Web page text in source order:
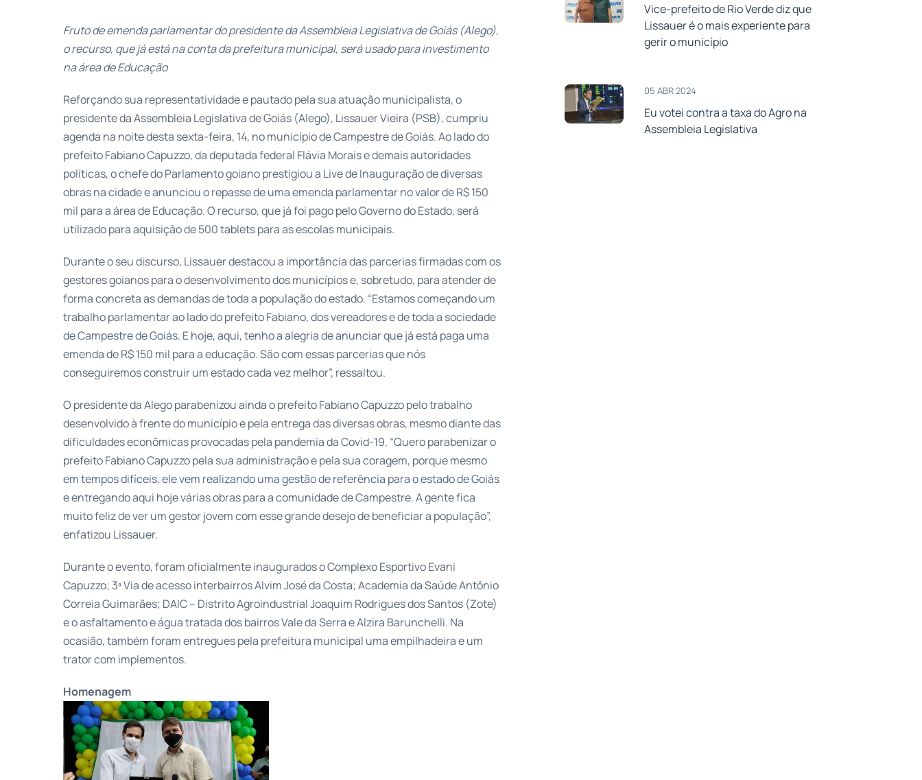
Fruto de emenda parlamentar do presidente da Assembleia Legislativa de Goiás (Alego),
o recurso, que já está na conta da prefeitura municipal, será usado para investimento
na área de Educação
Reforçando sua representatividade e pautado pela sua atuação municipalista, o
presidente da Assembleia Legislativa de Goiás (Alego), Lissauer Vieira (PSB), cumpriu
agenda na noite desta sexta-feira, 14, no município de Campestre de Goiás. Ao lado do
prefeito Fabiano Capuzzo, da deputada federal Flávia Morais e demais autoridades
políticas, o chefe do Parlamento goiano prestigiou a Live de Inauguração de diversas
obras na cidade e anunciou o repasse de uma emenda parlamentar no valor de R$ 150
mil para a área de Educação. O recurso, que já foi pago pelo Governo do Estado, será
utilizado para aquisição de 500 tablets para as escolas municipais.
Durante o seu discurso, Lissauer destacou a importância das parcerias firmadas com os
gestores goianos para o desenvolvimento dos municípios e, sobretudo, para atender de
forma concreta as demandas de toda a população do estado. “Estamos começando um
trabalho parlamentar ao lado do prefeito Fabiano, dos vereadores e de toda a sociedade
de Campestre de Goiás. E hoje, aqui, tenho a alegria de anunciar que já está paga uma
emenda de R$ 150 mil para a educação. São com essas parcerias que nós
conseguiremos construir um estado cada vez melhor”, ressaltou.
O presidente da Alego parabenizou ainda o prefeito Fabiano Capuzzo pelo trabalho
desenvolvido à frente do município e pela entrega das diversas obras, mesmo diante das
dificuldades econômicas provocadas pela pandemia da Covid-19. “Quero parabenizar o
prefeito Fabiano Capuzzo pela sua administração e pela sua coragem, porque mesmo
em tempos difíceis, ele vem realizando uma gestão de referência para o estado de Goiás
e entregando aqui hoje várias obras para a comunidade de Campestre. A gente fica
muito feliz de ver um gestor jovem com esse grande desejo de beneficiar a população”,
enfatizou Lissauer.
Durante o evento, foram oficialmente inaugurados o Complexo Esportivo Evani
Capuzzo; 3ª Via de acesso interbairros Alvim José da Costa; Academia da Saúde Antônio
Correia Guimarães; DAIC – Distrito Agroindustrial Joaquim Rodrigues dos Santos (Zote)
e o asfaltamento e água tratada dos bairros Vale da Serra e Alzira Barunchelli. Na
ocasião, também foram entregues pela prefeitura municipal uma empilhadeira e um
trator com implementos.
Homenagem
Vice-prefeito de Rio Verde diz que
Lissauer é o mais experiente para
gerir o município
05 ABR 2024
Eu votei contra a taxa do Agro na
Assembleia Legislativa